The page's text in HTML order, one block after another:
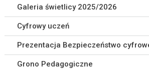
Galeria świetlicy 2025/2026
Cyfrowy uczeń
Prezentacja Bezpieczeństwo
Grono Pedagogiczne